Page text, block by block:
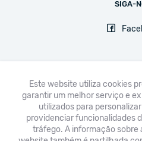
SIGA-
FNE UGT CPLP-SE
Avisos legais &
Este website utiliza cookies
garantir um melhor serviço e
utilizados para
providenciar funcionalidades
tráfego. A informação sobre